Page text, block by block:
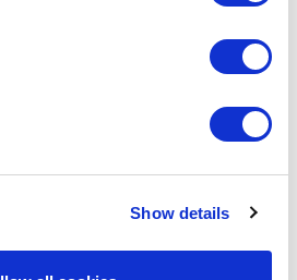
Show details
BARBECOOK